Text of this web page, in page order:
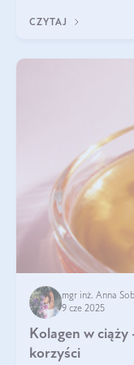
CZYTAJ
mgr inż. Anna
9 cze 2025
Kolagen w
korzyści